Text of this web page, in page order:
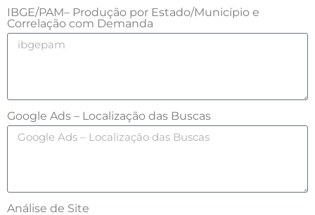
IBGE/PAM– Produção por Estado/Município e
Correlação com Demanda
Google Ads – Localização das Buscas
Análise de Site